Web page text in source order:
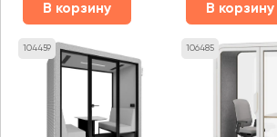
В корзину В корзину
104459 106485